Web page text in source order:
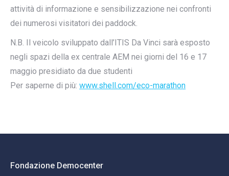
attività di informazione e sensibilizzazione nei confronti
dei numerosi visitatori dei paddock.
N.B. Il veicolo sviluppato dall’ITIS Da Vinci sarà esposto
negli spazi della ex centrale AEM nei giorni del 16 e 17
maggio presidiato da due studenti
Per saperne di più: www.shell.com/eco-marathon
Fondazione Democenter